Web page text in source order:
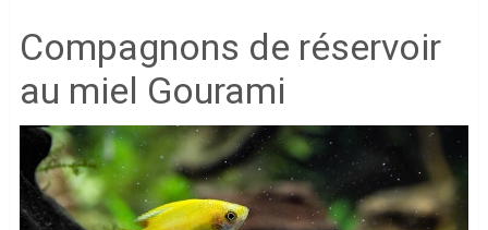
Compagnons de réservoir
au miel Gourami